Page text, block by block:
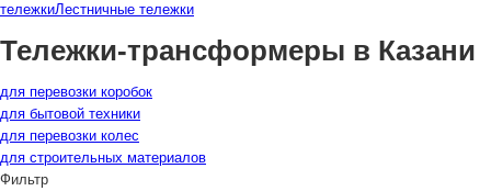
тележкиЛестничные тележки
Тележки-трансформеры в Казани
для перевозки коробок
для бытовой техники
для перевозки колес
для строительных материалов
Фильтр